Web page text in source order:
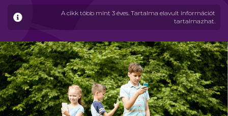
A cikk több mint 3 éves. Tartalma elavult információt
tartalmazhat.